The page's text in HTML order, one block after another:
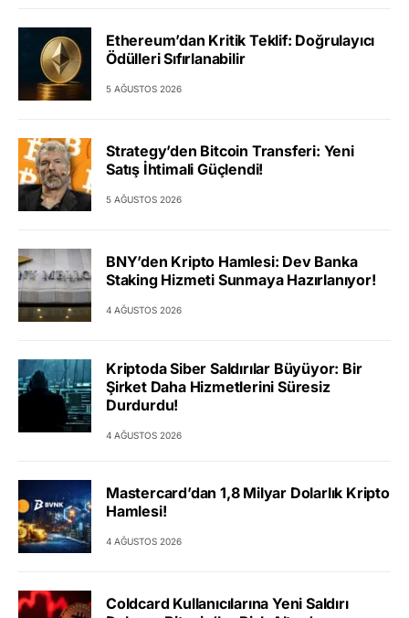
Ethereum’dan Kritik Teklif: Doğrulayıcı
Ödülleri Sıfırlanabilir
5 AĞUSTOS 2026
Strategy’den Bitcoin Transferi: Yeni
Satış İhtimali Güçlendi!
5 AĞUSTOS 2026
BNY’den Kripto Hamlesi: Dev Banka
Staking Hizmeti Sunmaya Hazırlanıyor!
4 AĞUSTOS 2026
Kriptoda Siber Saldırılar Büyüyor: Bir
Şirket Daha Hizmetlerini Süresiz
Durdurdu!
4 AĞUSTOS 2026
Mastercard’dan 1,8 Milyar Dolarlık Kripto
Hamlesi!
4 AĞUSTOS 2026
Coldcard Kullanıcılarına Yeni Saldırı